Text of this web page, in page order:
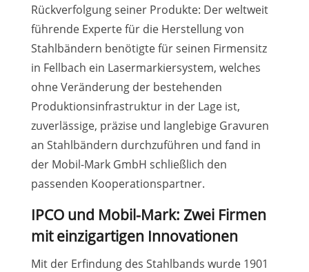
Rückverfolgung seiner Produkte: Der weltweit
führende Experte für die Herstellung von
Stahlbändern benötigte für seinen Firmensitz
in Fellbach ein Lasermarkiersystem, welches
ohne Veränderung der bestehenden
Produktionsinfrastruktur in der Lage ist,
zuverlässige, präzise und langlebige Gravuren
an Stahlbändern durchzuführen und fand in
der Mobil-Mark GmbH schließlich den
passenden Kooperationspartner.
IPCO und Mobil-Mark: Zwei Firmen
mit einzigartigen Innovationen
Mit der Erfindung des Stahlbands wurde 1901